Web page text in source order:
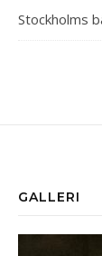
Stockholms
GALLERI